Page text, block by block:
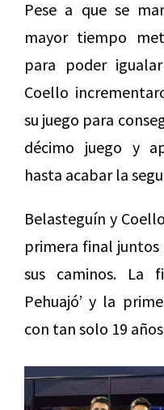
Pese a que se
mayor tiempo
para poder
Coello
su juego para
décimo juego y
hasta acabar la
Belasteguín y
primera final juntos
sus caminos. La
Pehuajó’ y la
con tan solo 19